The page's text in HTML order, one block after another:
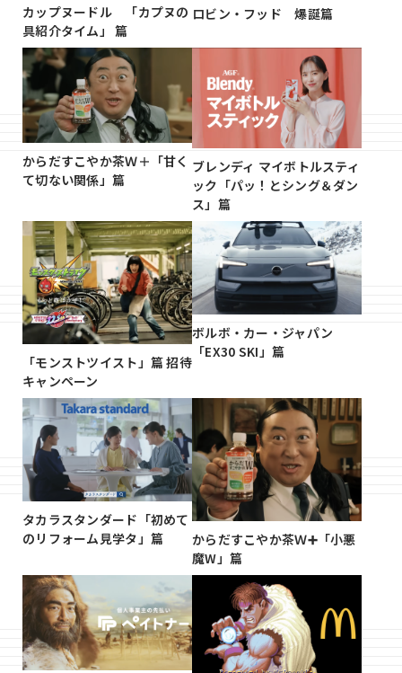
カップヌードル 「カプヌの
具紹介タイム」 篇
ロビン・フッド 爆誕篇
からだすこやか茶Ｗ＋「甘く
て切ない関係」篇
ブレンディ マイボトルスティ
ック「パッ！とシング＆ダン
ス」篇
「モンストツイスト」篇 招待
キャンペーン
ボルボ・カー・ジャパン
「EX30 SKI」篇
タカラスタンダード「初めて
のリフォーム見学タ」篇
からだすこやか茶Ｗ➕「小悪
魔W」篇